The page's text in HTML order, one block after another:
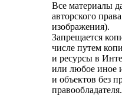
Все материалы
авторского
изображения).
Запрещается
числе путем
и ресурсы в
или любое иное
и объектов без
правообладателя.